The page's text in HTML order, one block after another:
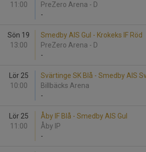
11:00
PreZero Arena - D
-
Sön 19
13:00
Smedby AIS Gul - Krokeks IF Röd
PreZero Arena - D
-
Lör 25
10:00
Svärtinge SK Blå - Smedby AIS
Billbäcks Arena
-
Lör 25
11:00
Åby IF Blå - Smedby AIS Gul
Åby IP
-